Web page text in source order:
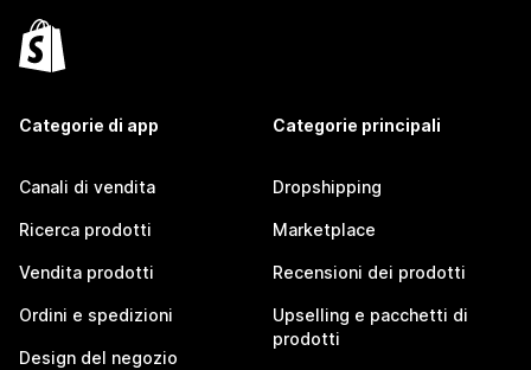
Categorie di app
Canali di vendita
Ricerca prodotti
Vendita prodotti
Ordini e spedizioni
Design del negozio
Categorie principali
Dropshipping
Marketplace
Recensioni dei prodotti
Upselling e pacchetti di
prodotti